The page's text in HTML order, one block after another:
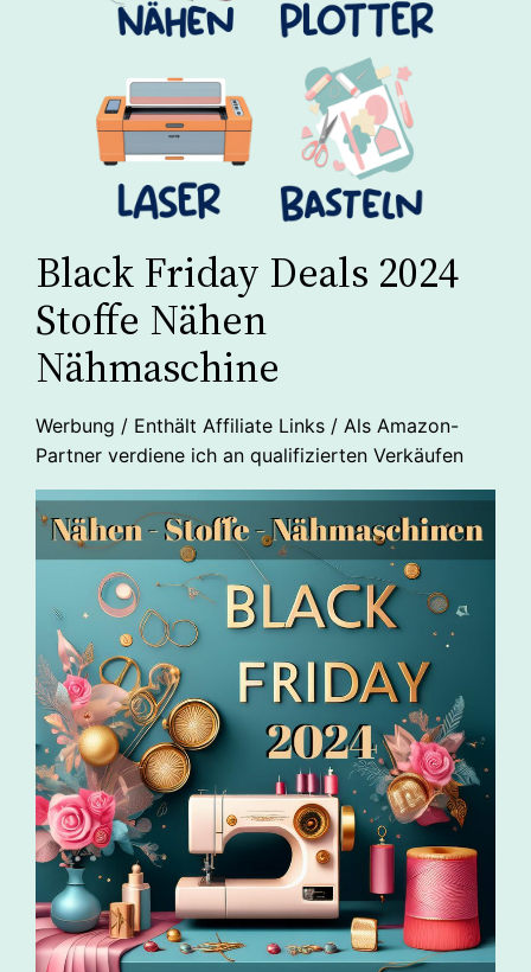
Black Friday Deals 2024
Stoffe Nähen
Nähmaschine
Werbung / Enthält Affiliate Links / Als Amazon-
Partner verdiene ich an qualifizierten Verkäufen